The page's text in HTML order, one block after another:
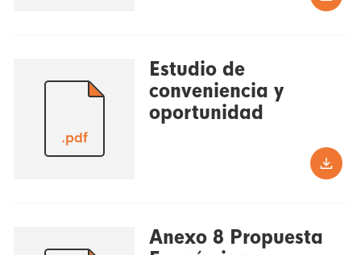
.pdf
Estudio de
conveniencia y
oportunidad
Anexo 8 Propuesta